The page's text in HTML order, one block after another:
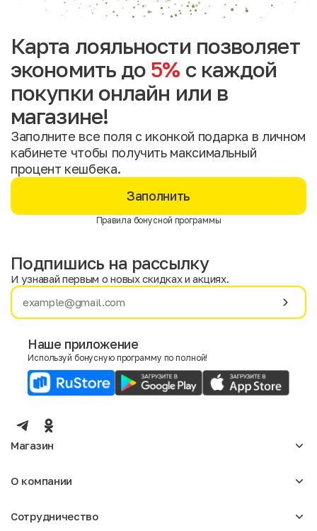
Карта лояльности позволяет
экономить до 5% с каждой
покупки онлайн или в
магазине!
Заполните все поля с иконкой подарка в личном
кабинете чтобы получить максимальный
процент кешбека.
Заполнить
Правила бонусной программы
Имя
E-mail
Пол
Мужской
Подпишись на рассылку
И узнавай первым о новых скидках и акциях.
Наше приложение
Используй бонусную программу по полной!
Магазин
Мужское
О компании
Отзывы
Сотрудничество